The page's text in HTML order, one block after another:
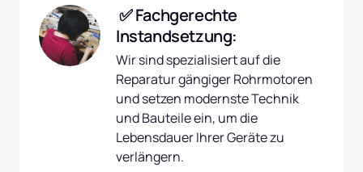
Instandsetzung:
Wir sind spezialisiert auf die
Reparatur gängiger Rohrmotoren
und setzen modernste Technik
und Bauteile ein, um die
Lebensdauer Ihrer Geräte zu
verlängern.